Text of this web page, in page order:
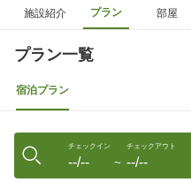
施設紹介 プラン 部屋
プラン一覧
宿泊プラン
チェックイン
--/-- 〜
チェックアウト
--/--